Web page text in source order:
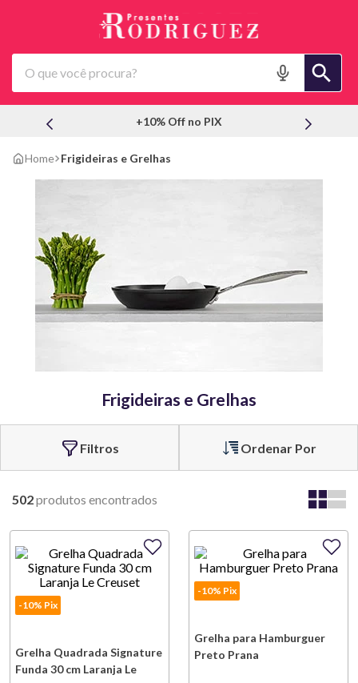
O que você procura?
+10% Off no PIX
Frigideiras e Grelhas
Frigideiras e Grelhas
Ordenar Por
502produtos
-10% Pix
Grelha Quadrada Signature
Funda 30 cm Laranja Le
-10% Pix
Grelha para Hamburguer
Preto Prana